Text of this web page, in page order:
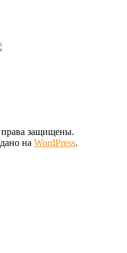
права защищены.
на WordPress.